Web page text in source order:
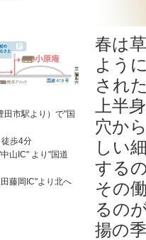
春は
よう
され
上半
穴か
しい
する
その
るの
揚の
市駅より）で"国
歩4分
山IC" より"国道
藤岡IC"より北へ